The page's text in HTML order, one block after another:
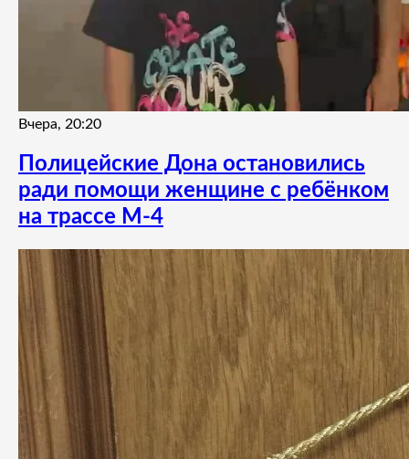
Вчера, 20:20
Полицейские Дона остановились
ради помощи женщине с ребёнком
на трассе М-4